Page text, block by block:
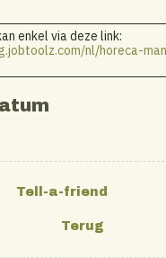
enkel via deze link:
nl/horeca-